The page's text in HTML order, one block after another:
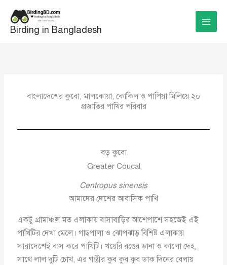
content
Birding in Bangladesh
বাংলাদেশের কুবো, মালকোয়া, কোকিল ও পাপিয়া মিলিয়ে ২০
প্রজাতির পাখির পরিবার
বড় কুবো
Greater Coucal
Centropus sinensis
আমাদের দেশের আবাসিক পাখি
একটু গ্রামাঞ্চল মত এলাকায় বাসাবাড়ির আশেপাশে সহজেই এই
পাখিটির দেখা মেলে। গাছপালা ও ঝোপঝাড় বিশিষ্ট এলাকায়
সারাদেশেই বাস করে পাখিটি। খয়েরি রঙের ডানা ও কালো দেহ,
সাথে লাল দুটি চোখ, এর গম্ভীর কুব কুব কুব ডাক দিনের বেলায়